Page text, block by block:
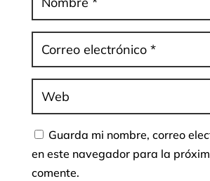
Guarda mi nombre, correo
en este navegador para la
comente.